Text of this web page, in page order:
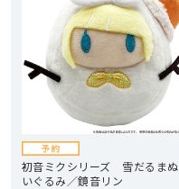
初音ミクシリーズ 雪だるまぬ
いぐるみ／鏡音リン